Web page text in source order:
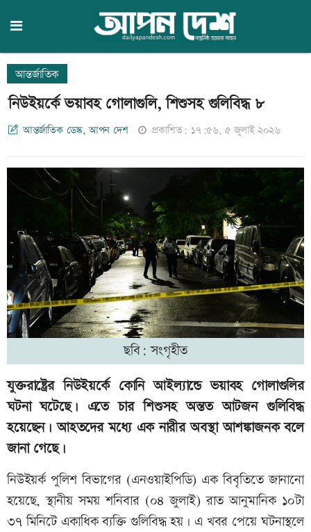
আন্তর্জাতিক
নিউইয়র্কে ভয়াবহ গোলাগুলি, শিশুসহ গুলিবিদ্ধ ৮
আন্তর্জাতিক ডেস্ক, আপন দেশ প্রকাশিত: ১৭:৫৬, ৫ জুলাই ২০২৬
ছবি: সংগৃহীত
যুক্তরাষ্ট্রের নিউইয়র্কে কোনি আইল্যান্ডে ভয়াবহ গোলাগুলির
ঘটনা ঘটেছে। এতে চার শিশুসহ অন্তত আটজন গুলিবিদ্ধ
হয়েছেন। আহতদের মধ্যে এক নারীর অবস্থা আশঙ্কাজনক বলে
জানা গেছে।
নিউইয়র্ক পুলিশ বিভাগের (এনওয়াইপিডি) এক বিবৃতিতে জানানো
হয়েছে, স্থানীয় সময় শনিবার (০৪ জুলাই) রাত আনুমানিক ১০টা
৩৭ মিনিটে একাধিক ব্যক্তি গুলিবিদ্ধ হয়। এ খবর পেয়ে ঘটনাস্থলে